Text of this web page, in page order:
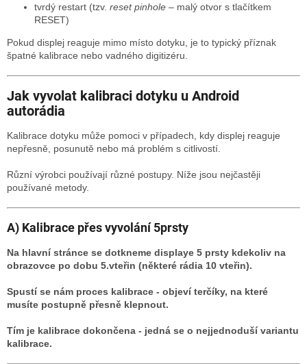
tvrdý restart (tzv. reset pinhole – malý otvor s tlačítkem
RESET)
Pokud displej reaguje mimo místo dotyku, je to typický příznak
špatné kalibrace nebo vadného digitizéru.
Jak vyvolat kalibraci dotyku u Android
autorádia
Kalibrace dotyku může pomoci v případech, kdy displej reaguje
nepřesně, posunutě nebo má problém s citlivostí.
Různí výrobci používají různé postupy. Níže jsou nejčastěji
používané metody.
A) Kalibrace přes vyvolání 5prsty
Na hlavní stránce se dotkneme displaye 5 prsty kdekoliv na
obrazovce po dobu 5.vteřin (některé rádia 10 vteřin).
Spustí se nám proces kalibrace - objeví terčíky, na které
musíte postupně přesně klepnout.
Tím je kalibrace dokončena - jedná se o nejjednoduší variantu
kalibrace.